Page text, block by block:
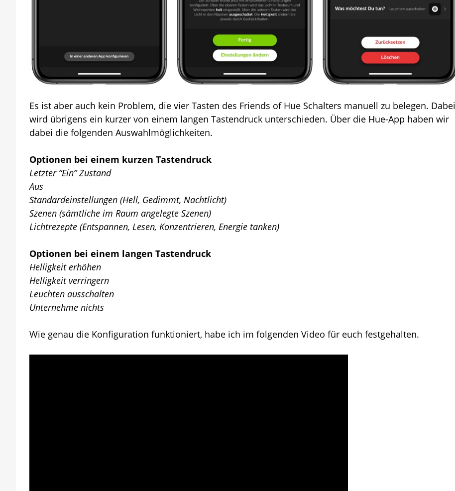
Es ist aber auch kein Problem, die vier Tasten des Friends of Hue Schalters manuell zu belegen. Dabei
wird übrigens ein kurzer von einem langen Tastendruck unterschieden. Über die Hue-App haben wir
dabei die folgenden Auswahlmöglichkeiten.
Optionen bei einem kurzen Tastendruck
Letzter “Ein” Zustand
Aus
Standardeinstellungen (Hell, Gedimmt, Nachtlicht)
Szenen (sämtliche im Raum angelegte Szenen)
Lichtrezepte (Entspannen, Lesen, Konzentrieren, Energie tanken)
Optionen bei einem langen Tastendruck
Helligkeit erhöhen
Helligkeit verringern
Leuchten ausschalten
Unternehme nichts
Wie genau die Konfiguration funktioniert, habe ich im folgenden Video für euch festgehalten.